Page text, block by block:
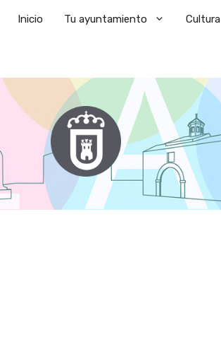
Inicio Tu ayuntamiento Cultura